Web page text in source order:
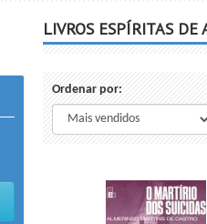
LIVROS ESPÍRITAS
Ordenar por: